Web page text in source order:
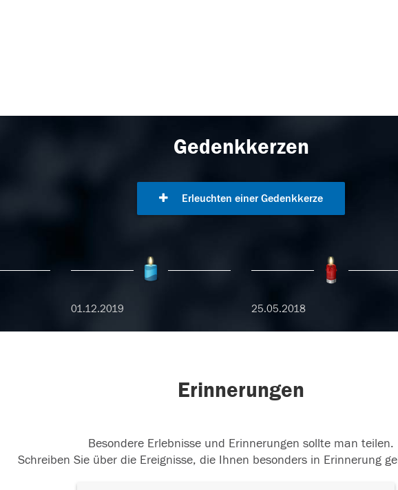
Gedenkkerzen
Erleuchten einer Gedenkkerze
01.12.2019 25.05.2018
Erinnerungen
Besondere Erlebnisse und Erinnerungen sollte man teilen.
Schreiben Sie über die Ereignisse, die Ihnen besonders in Erinnerung